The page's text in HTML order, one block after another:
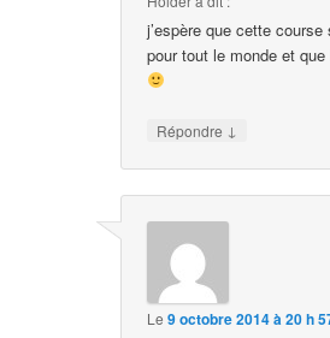
j’espère que cette
pour tout le monde et
Répondre ↓
Le9 octobre 2014 à 20 h